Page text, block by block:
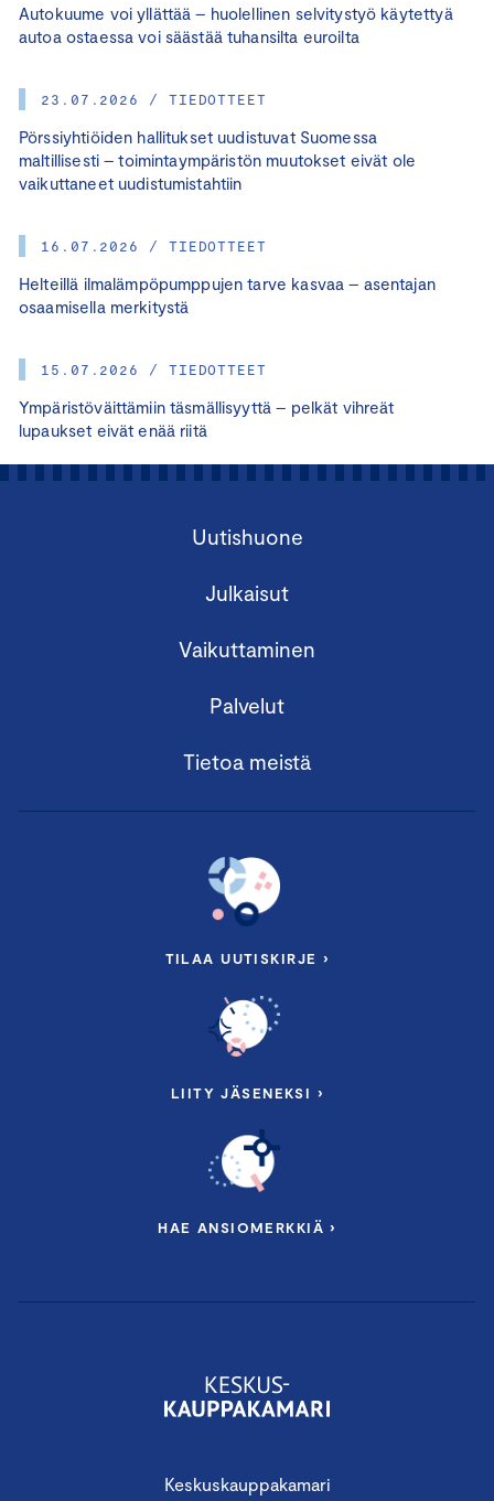
Autokuume voi yllättää – huolellinen selvitystyö käytettyä
autoa ostaessa voi säästää tuhansilta euroilta
23.07.2026 / TIEDOTTEET
Pörssiyhtiöiden hallitukset uudistuvat Suomessa
maltillisesti – toimintaympäristön muutokset eivät ole
vaikuttaneet uudistumistahtiin
16.07.2026 / TIEDOTTEET
Helteillä ilmalämpöpumppujen tarve kasvaa – asentajan
osaamisella merkitystä
15.07.2026 / TIEDOTTEET
Ympäristöväittämiin täsmällisyyttä – pelkät vihreät
lupaukset eivät enää riitä
Keskuskauppakamari
Uutishuone
Julkaisut
Vaikuttaminen
Palvelut
Tietoa meistä
TILAA UUTISKIRJE ›
LIITY JÄSENEKSI ›
HAE ANSIOMERKKIÄ ›